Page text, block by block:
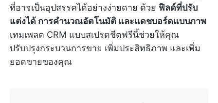
ที่อาจเป็นอุปสรรคได้อย่างง่ายดาย ด้วย ฟิลด์ที่ปรับ
แต่งได้ การคำนวณอัตโนมัติ และแดชบอร์ดแบบภาพ
เทมเพลต CRM แบบสเปรดชีตฟรีนี้ช่วยให้คุณ
ปรับปรุงกระบวนการขาย เพิ่มประสิทธิภาพ และเพิ่ม
ยอดขายของคุณ